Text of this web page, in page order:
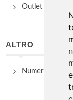
Outlet e spacci
ALTRO
Numeri Utili